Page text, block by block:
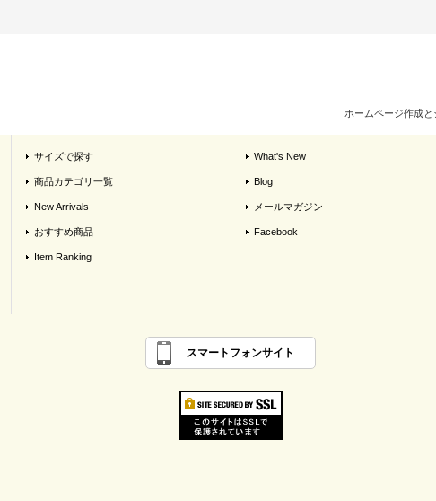
ホームページ作成
サイズで探す
商品カテゴリ一覧
New Arrivals
おすすめ商品
Item Ranking
What's New
Blog
メールマガジン
Facebook
スマートフォンサイト